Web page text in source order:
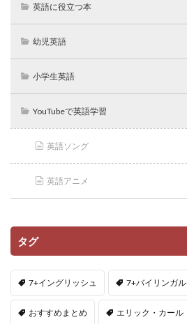
英語に役立つ本
幼児英語
小学生英語
YouTubeで英語学習
英語ソング
英語アニメ
タグ
7+イングリッシュ 7+バイリンガル
おすすめまとめ エリック・カール